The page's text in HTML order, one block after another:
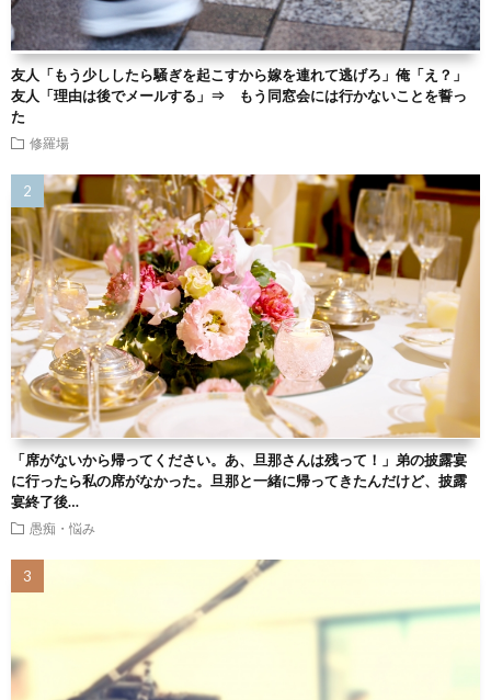
友人「もう少ししたら騒ぎを起こすから嫁を連れて逃げろ」俺「え？」
友人「理由は後でメールする」⇒ もう同窓会には行かないことを誓っ
た
修羅場
「席がないから帰ってください。あ、旦那さんは残って！」弟の披露宴
に行ったら私の席がなかった。旦那と一緒に帰ってきたんだけど、披露
宴終了後…
愚痴・悩み